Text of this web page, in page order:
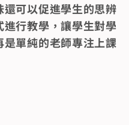
還可以促進學生的思辨
行教學，讓學生對學
單純的老師專注上課